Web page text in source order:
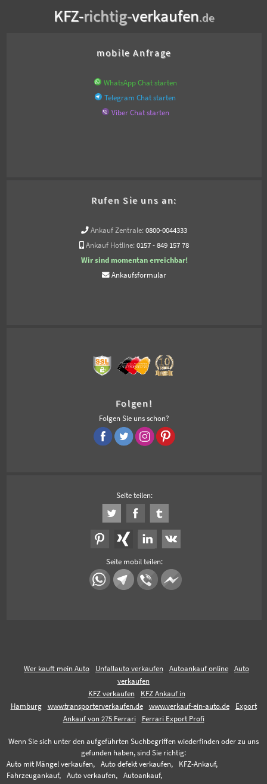
KFZ-richtig-verkaufen.de
mobile Anfrage
WhatsApp Chat starten
Telegram Chat starten
Viber Chat starten
Rufen Sie uns an:
Ankauf Zentrale: 0800-0044333
Ankauf Hotline: 0157 - 849 157 78
Wir sind momentan erreichbar!
Ankaufsformular
Folgen!
Folgen Sie uns schon?
Seite teilen:
Seite mobil teilen:
Wer kauft mein Auto Unfallauto verkaufen Autoankauf online
Auto
verkaufen
KFZ verkaufen
KFZ Ankauf in
Hamburg
www.transporterverkaufen.de www.verkauf-ein-auto.de
Export
Ankauf von 275 Ferrari
Ferrari Export Profi
Wenn Sie sich unter den aufgeführten Suchbegriffen wiederfinden oder zu uns
gefunden haben, sind Sie richtig:
Auto mit Mängel verkaufen,
Auto defekt verkaufen,
KFZ-Ankauf,
Fahrzeugankauf,
Auto verkaufen,
Autoankauf,